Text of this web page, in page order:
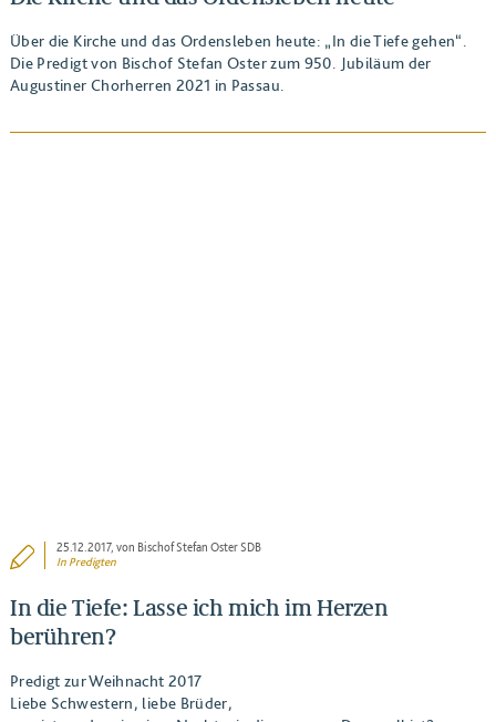
Über die Kirche und das Ordensleben heute: „In die Tiefe gehen“.
Die Predigt von Bischof Stefan Oster zum 950. Jubiläum der
Augustiner Chorherren 2021 in Passau.
25.12.2017, von Bischof Stefan Oster SDB
In Predigten
In die Tiefe: Lasse ich mich im Herzen
berühren?
Predigt zur Weihnacht 2017
Liebe Schwestern, liebe Brüder,